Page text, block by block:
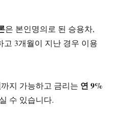
은 본인명의로 된 승용차,
3개월이 지난 경우 이용
까지 가능하고 금리는 연 9%
수 있습니다.